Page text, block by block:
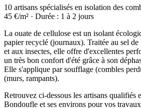
10 artisans spécialisés en isolation des
45 €/m² · Durée : 1 à 2 jours
La ouate de cellulose est un isolant
papier recyclé (journaux). Traitée au sel de
et aux insectes, elle offre d'excellentes
un très bon confort d'été grâce à son
Elle s'applique par soufflage (combles
(murs, rampants).
Retrouvez ci-dessous les artisans qualifiés
Bondoufle et ses environs pour vos